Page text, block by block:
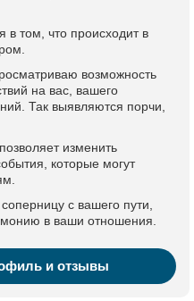
в том, что происходит в
возможность
на вас, вашего
Так выявляются порчи,
изменить
которые могут
с вашего пути,
в ваши отношения.
и отзывы